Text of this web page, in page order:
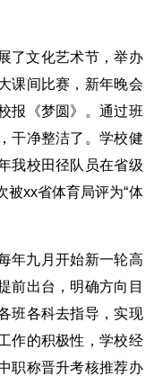
了文化艺术节，举办
课间比赛，新年晚会
报《梦圆》。通过班
干净整洁了。学校健
我校田径队员在省级
被xx省体育局评为“体
年九月开始新一轮高
前出台，明确方向目
班各科去指导，实现
作的积极性，学校经
职称晋升考核推荐办